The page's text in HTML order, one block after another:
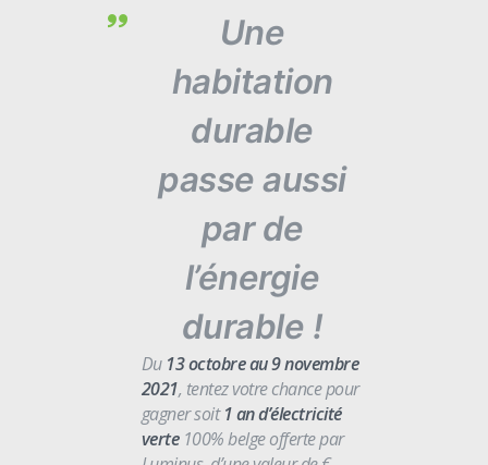
Une
habitation
durable
passe aussi
par de
l’énergie
durable !
Du 13 octobre au 9 novembre
2021, tentez votre chance pour
gagner soit1 an d’électricité
verte100% belge offerte par